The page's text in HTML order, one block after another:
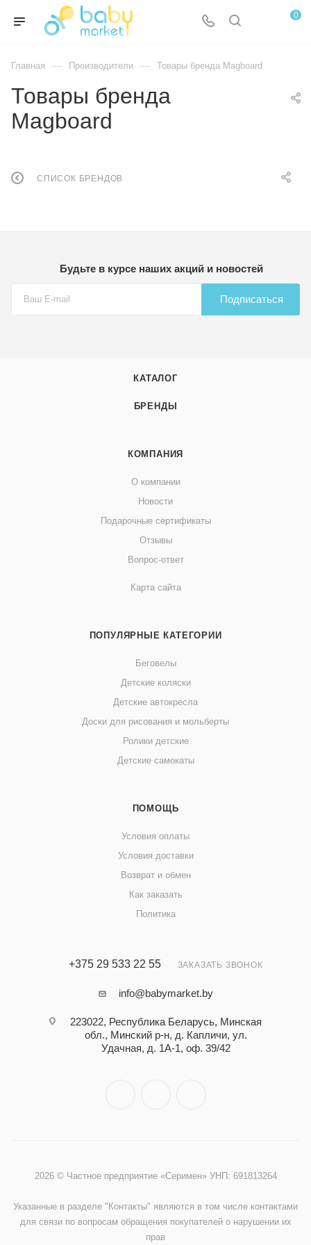
0
Главная — Производители — Товары бренда Magboard
Товары бренда
Magboard
СПИСОК БРЕНДОВ
Будьте в курсе наших акций и новостей
Подписаться
КАТАЛОГ
БРЕНДЫ
КОМПАНИЯ
О компании
Новости
Подарочные сертификаты
Отзывы
Вопрос-ответ
Карта сайта
ПОПУЛЯРНЫЕ КАТЕГОРИИ
Беговелы
Детские коляски
Детские автокресла
Доски для рисования и мольберты
Ролики детские
Детские самокаты
ПОМОЩЬ
Условия оплаты
Условия доставки
Возврат и обмен
Как заказать
Политика
+375 29 533 22 55 ЗАКАЗАТЬ ЗВОНОК
info@babymarket.by
223022, Республика Беларусь, Минская
обл., Минский р-н, д. Капличи, ул.
Удачная, д. 1А-1, оф. 39/42
2026 © Частное предприятие «Серимен» УНП: 691813264
Указанные в разделе "Контакты" являются в том числе контактами
для связи по вопросам обращения покупателей о нарушении их
прав